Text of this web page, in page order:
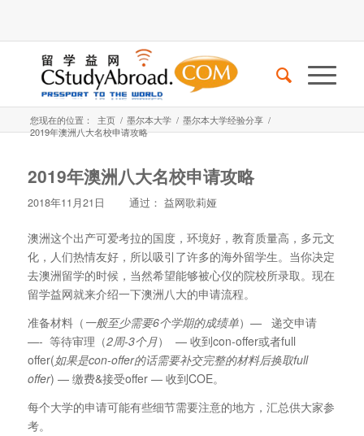
您现在的位置： 主页 / 墨尔本大学 / 墨尔本大学经验分享 /
2019年澳洲八大名校申请攻略
2019年澳洲八大名校申请攻略
2018年11月21日 通过： 益网歌莉娅
澳洲这个出产可爱考拉的国度，环境好，教育质量高，多元文
化，人们热情友好，所以吸引了许多的海外留学生。当你决定
去澳洲留学的时候，当然希望能够被心仪的院校所录取。现在
留学益网就来介绍一下澳洲八大的申请流程。
准备材料（ 一般至少需要6个学期的成绩单）— 递交申请
—- 等待审理（2周-3个月） — 收到con-offer或者full
offer(如果是con-offer的话需要补交完整的材料后换取full
offer) — 缴费&接受offer — 收到COE。
每个大学的申请可能有些细节需要注意的地方，汇总供大家参
考。